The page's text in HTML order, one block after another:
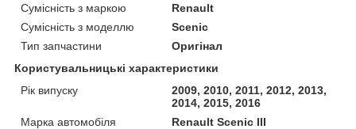
Сумісність з маркою
Renault
Сумісність з моделлю
Scenic
Тип запчастини
Оригінал
Користувальницькі характеристики
Рік випуску
2009, 2010, 2011, 2012, 2013,
2014, 2015, 2016
Марка автомобіля
Renault Scenic III